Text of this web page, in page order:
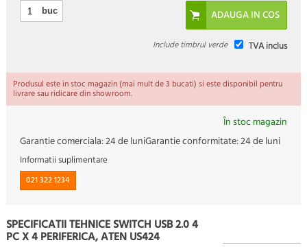
buc
TVA inclus
Include timbrul verde
Produsul este in stoc magazin (mai mult de 3 bucati) si este disponibil pentru
livrare sau ridicare din showroom.
În stoc magazin
Garantie comerciala:24 de luniGarantie conformitate:24 de luni
Informatii suplimentare
021 322 1234
SPECIFICATII TEHNICE SWITCH USB 2.0 4
PC X 4 PERIFERICA, ATEN US424